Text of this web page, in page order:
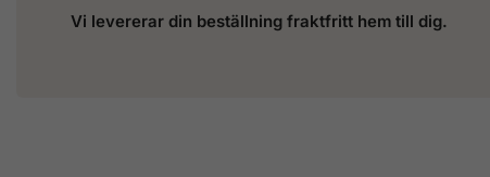
Vi levererar din beställning fraktfritt hem till dig.